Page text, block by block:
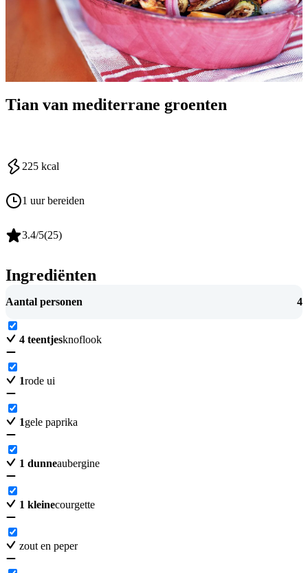
Tian van mediterrane groenten
225 kcal
1 uur bereiden
3.4/5(25)
Ingrediënten
Aantal personen 4
4 teentjesknoflook
1rode ui
1gele paprika
1 dunneaubergine
1 kleinecourgette
zout en peper